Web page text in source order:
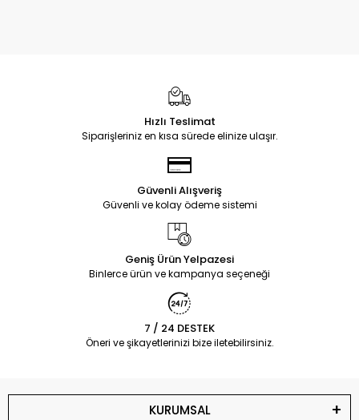
Hızlı Teslimat
Siparişleriniz en kısa sürede elinize ulaşır.
Güvenli Alışveriş
Güvenli ve kolay ödeme sistemi
Geniş Ürün Yelpazesi
Binlerce ürün ve kampanya seçeneği
7 / 24 DESTEK
Öneri ve şikayetlerinizi bize iletebilirsiniz.
KURUMSAL